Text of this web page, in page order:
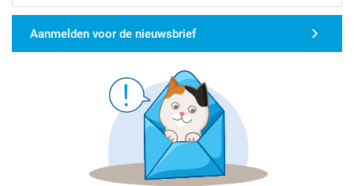
Aanmelden voor de nieuwsbrief